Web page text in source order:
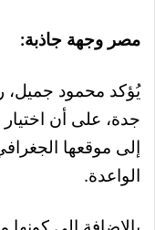
مصر وجهة جاذبة:
يُؤكد محمود
جدة، على أن
إلى موقعها
الواعدة.